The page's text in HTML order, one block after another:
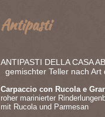
Antipasti
ANTIPASTI DELLA
gemischter Teller nach Art
Carpaccio con
roher marinierter
mit Rucola und Parmesan